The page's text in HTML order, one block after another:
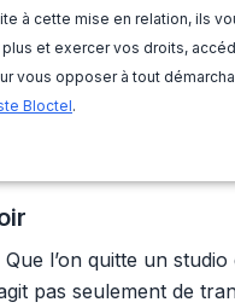
à cette mise en relation, ils
et exercer vos droits,
vous opposer à tout
Bloctel.
l’on quitte un
pas seulement de